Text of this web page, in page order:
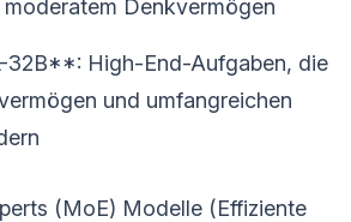
Denkvermögen
High-End-Aufgaben, die
und umfangreichen
(MoE) Modelle (Effiziente